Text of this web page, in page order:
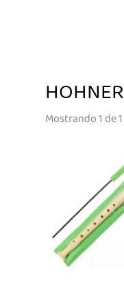
HOHNER
Mostrando 1 de 1